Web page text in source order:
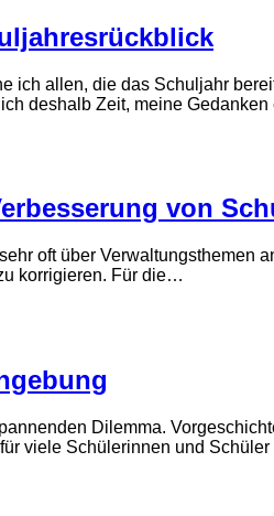
ich allen, die das Schuljahr
deshalb Zeit, meine
von
oft über Verwaltungsthemen
korrigieren. Für die…
Dilemma.
viele Schülerinnen und